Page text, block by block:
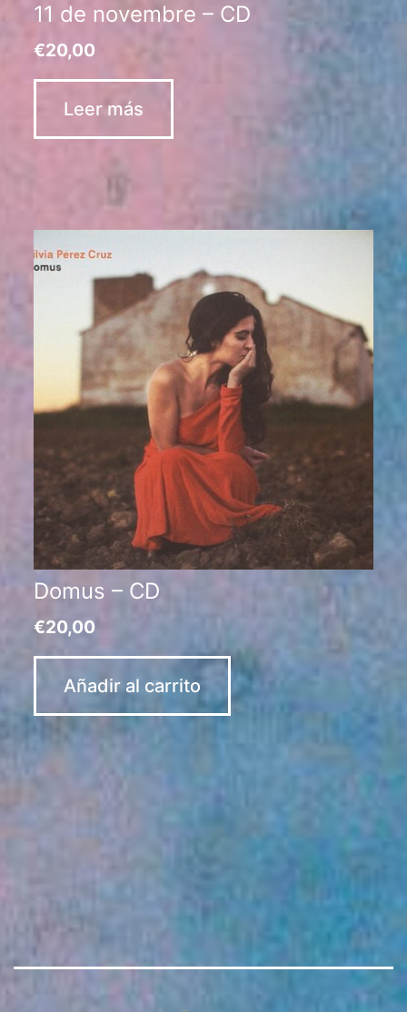
11 de novembre – CD
€20,00
Leer más
Domus – CD
€20,00
Añadir al carrito